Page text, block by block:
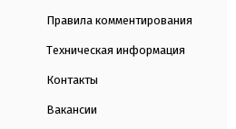
Правила комментирования
Техническая информация
Контакты
Вакансии